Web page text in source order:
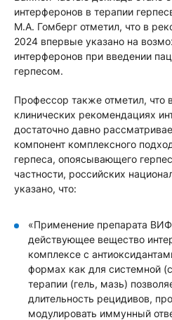
интерферонов в терапии
М.А. Гомберг отметил, что в
2024 впервые указано на
интерферонов при введении
герпесом.
Профессор также отметил, что
клинических рекомендациях
достаточно давно
компонент комплексного
герпеса, опоясывающего
частности, российских
указано, что:
«Применение препарата
действующее вещество
комплексе с
формах как для системной
терапии (гель, мазь)
длительность рецидивов,
модулировать иммунный